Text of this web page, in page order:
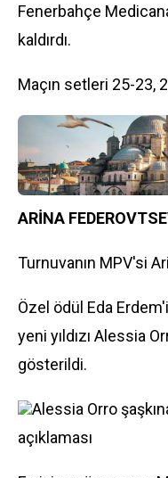
Fenerbahçe
kaldırdı.
Maçın setleri 25-23,
ARİNA
Turnuvanın MPV'si
Özel ödül Eda
yeni yıldızı Alessia
gösterildi.
Alessia Orro
açıklaması